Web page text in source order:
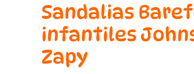
OldSoles
RIA
Sandalias
infantiles
Zapy